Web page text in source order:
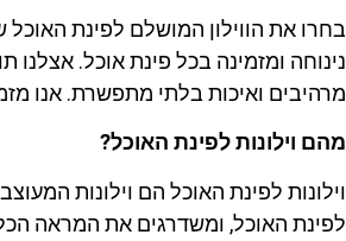
בחרו את הווילון המושלם לפינת
נינוחה ומזמינה בכל פינת אוכל. אצלנו
מרהיבים ואיכות בלתי מתפשרת. אנו
מהם וילונות לפינת האוכל?
וילונות לפינת האוכל הם וילונות
לפינת האוכל, ומשדרגים את המראה